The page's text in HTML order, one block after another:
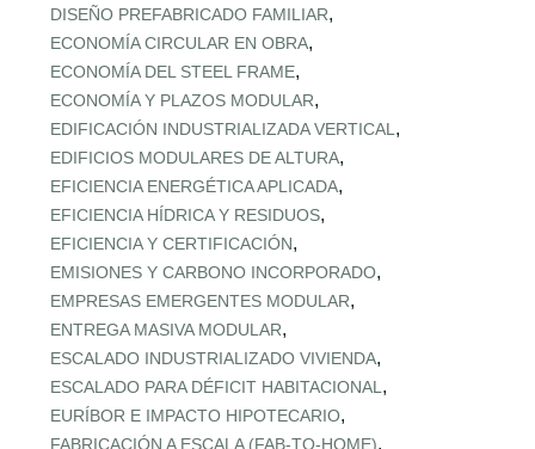
DISEÑO PREFABRICADO FAMILIAR,
ECONOMÍA CIRCULAR EN OBRA,
ECONOMÍA DEL STEEL FRAME,
ECONOMÍA Y PLAZOS MODULAR,
EDIFICACIÓN INDUSTRIALIZADA VERTICAL ,
EDIFICIOS MODULARES DE ALTURA,
EFICIENCIA ENERGÉTICA APLICADA,
EFICIENCIA HÍDRICA Y RESIDUOS,
EFICIENCIA Y CERTIFICACIÓN,
EMISIONES Y CARBONO INCORPORADO,
EMPRESAS EMERGENTES MODULAR,
ENTREGA MASIVA MODULAR,
ESCALADO INDUSTRIALIZADO VIVIENDA,
ESCALADO PARA DÉFICIT HABITACIONAL ,
EURÍBOR E IMPACTO HIPOTECARIO,
FABRICACIÓN A ESCALA (FAB‑TO‑HOME),